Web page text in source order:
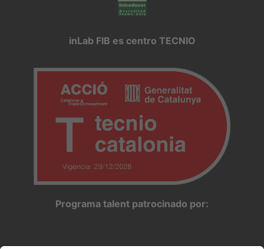
inLab FIB es centro TECNIO
Programa talent patrocinado por: